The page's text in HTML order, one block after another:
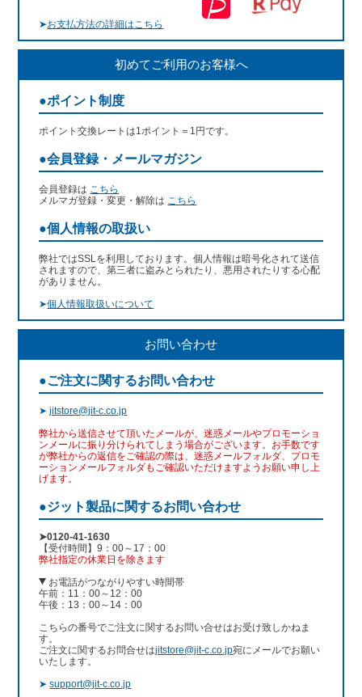
➤お支払方法の詳細はこちら
初めてご利用のお客様へ
●ポイント制度
ポイント交換レートは1ポイント＝1円です。
●会員登録・メールマガジン
会員登録は こちら
メルマガ登録・変更・解除は こちら
●個人情報の取扱い
弊社ではSSLを利用しております。個人情報は暗号化されて送信
されますので、第三者に盗みとられたり、悪用されたりする心配
がありません。
➤個人情報取扱いについて
お問い合わせ
●ご注文に関するお問い合わせ
➤jitstore@jit-c.co.jp
弊社から送信させて頂いたメールが、迷惑メールやプロモーショ
ンメールに振り分けられてしまう場合がございます。お手数です
が弊社からの返信をご確認の際は、迷惑メールフォルダ、プロモ
ーションメールフォルダもご確認いただけますようお願い申し上
げます。
●ジット製品に関するお問い合わせ
➤0120-41-1630
【受付時間】9：00～17：00
弊社指定の休業日を除きます
お電話がつながりやすい時間帯
午前：11：00～12：00
午後：13：00～14：00
こちらの番号でご注文に関するお問い合せはお受け致しかねま
す。
ご注文に関するお問合せはjitstore@jit-c.co.jp宛にメールでお願い
いたします。
➤support@jit-c.co.jp